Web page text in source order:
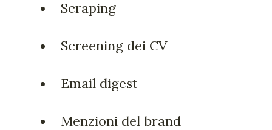
Scraping
Screening dei CV
Email digest
Menzioni del brand